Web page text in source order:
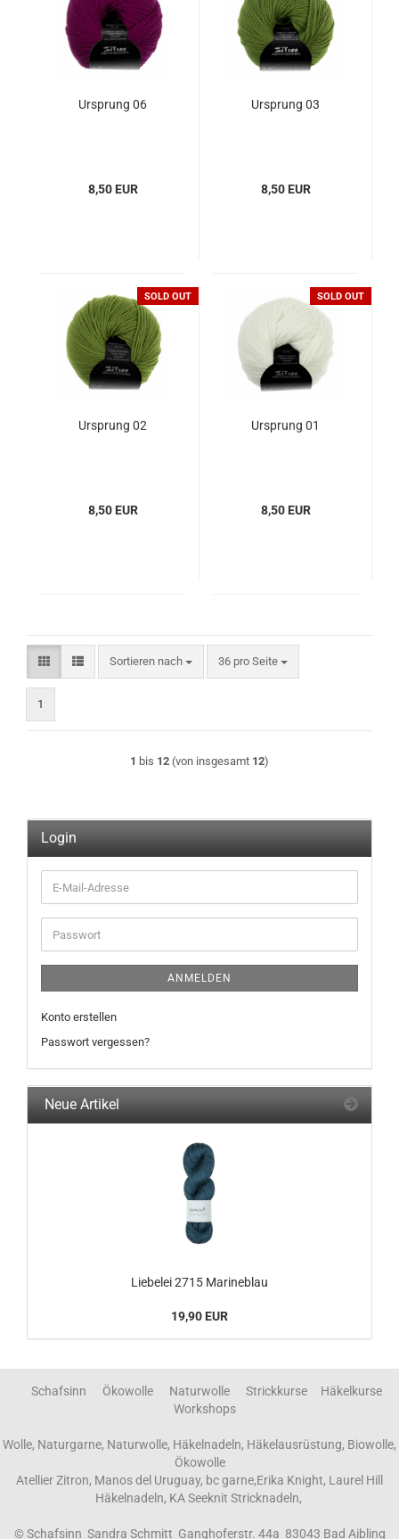
Ursprung 06
8,50 EUR
Ursprung 03
8,50 EUR
SOLD OUT
Ursprung 02
8,50 EUR
SOLD OUT
Ursprung 01
8,50 EUR
Sortieren nach
Sortieren nach 36 pro Seite
pro Seite
1
1 bis 12 (von insgesamt 12)
Login
E-
Mail-
Adresse
Passwort
ANMELDEN
Konto erstellen
Passwort vergessen?
Neue Artikel
Liebelei 2715 Marineblau
19,90 EUR
Schafsinn Ökowolle Naturwolle Strickkurse Häkelkurse
Workshops
Wolle, Naturgarne, Naturwolle, Häkelnadeln, Häkelausrüstung, Biowolle,
Ökowolle
Atellier Zitron, Manos del Uruguay, bc garne,Erika Knight, Laurel Hill
Häkelnadeln, KA Seeknit Stricknadeln,
© Schafsinn Sandra Schmitt Ganghoferstr. 44a 83043 Bad Aibling